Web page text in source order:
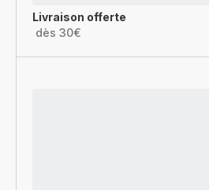
Livraison offerte
dès 30€